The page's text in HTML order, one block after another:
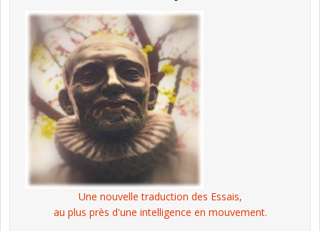
Une nouvelle traduction des Essais,
au plus près d'une intelligence en mouvement.